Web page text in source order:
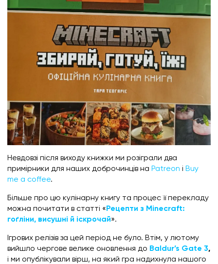
Невдовзі після виходу книжки ми розіграли два
примірники для наших доброчинців на Patreon і Buy
me a coffee.
Більше про цю кулінарну книгу та процес її перекладу
можна почитати в статті « Рецепти з Minecraft:
гоґліни, висушні й іскрочай».
Ігрових релізів за цей період не було. Втім, у лютому
вийшло чергове велике оновлення до Baldur’s Gate 3,
і ми опублікували вірш, на який гра надихнула нашого